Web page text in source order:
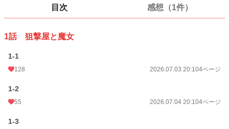
す、命がけの勘違い（？）バトルラブコメ、ここに開幕！
ページ数
目次 感想（1件）
1話 狙撃屋と魔女
1-1
128 2026.07.03 20:104ページ
1-2
55 2026.07.04 20:104ページ
1-3